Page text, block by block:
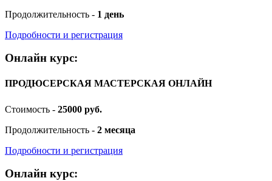
Продолжительность - 1 день
Подробности и регистрация
Онлайн курс:
ПРОДЮСЕРСКАЯ МАСТЕРСКАЯ ОНЛАЙН
Стоимость - 25000 руб.
Продолжительность - 2 месяца
Подробности и регистрация
Онлайн курс: